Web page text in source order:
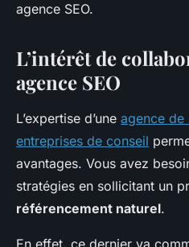
agence SEO.
L’intérêt de
agence SEO
L’expertise d’une agence de
entreprises de conseil
avantages. Vous avez
stratégies en sollicitant un
référencement naturel.